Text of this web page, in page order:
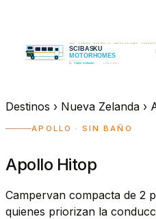
Destinos › Nueva Zelanda ›
APOLLO · SIN BAÑO
Apollo Hitop
Campervan compacta de 2
quienes priorizan la